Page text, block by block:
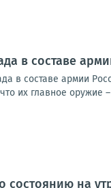
в составе
в составе армии
их главное оружие
на